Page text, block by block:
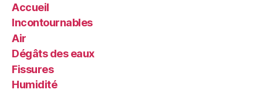
Accueil
Incontournables
Air
Dégâts des eaux
Fissures
Humidité